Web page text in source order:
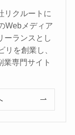
リクルートに
Webメディア
ーランスとし
を創業し、
業専門サイト